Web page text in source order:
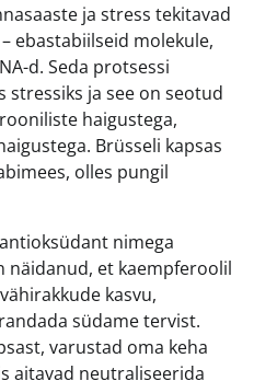
ja stress tekitavad
ebastabiilseid molekule,
d. Seda protsessi
stressiks ja see on seotud
haigustega,
Brüsseli kapsas
olles pungil
nimega
näidanud, et kaempferoolil
kasvu,
südame tervist.
varustad oma keha
aitavad neutraliseerida